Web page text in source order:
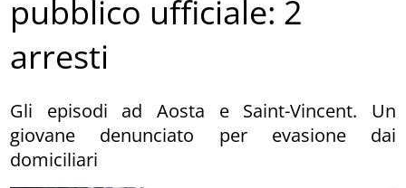
pubblico ufficiale: 2
arresti
Gli episodi ad Aosta e Saint-Vincent. Un
giovane denunciato per evasione dai
domiciliari